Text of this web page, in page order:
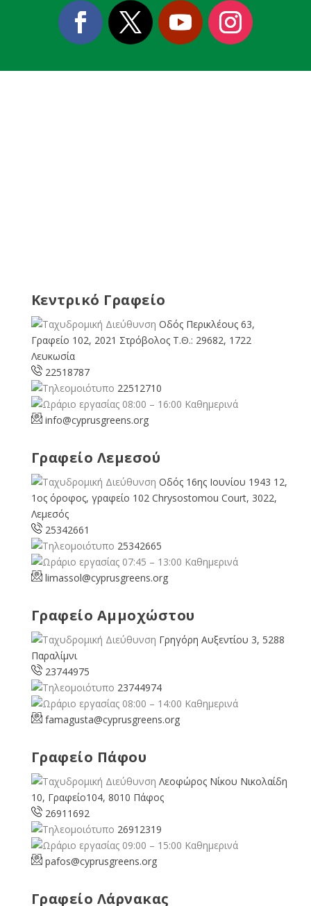
Κεντρικό Γραφείο
Οδός Περικλέους 63,
Γραφείο 102, 2021 Στρόβολος Τ.Θ.: 29682, 1722
Λευκωσία
22518787
22512710
08:00 – 16:00 Καθημερινά
info@cyprusgreens.org
Γραφείο Λεμεσού
Οδός 16ης Ιουνίου 1943 12,
1ος όροφος, γραφείο 102 Chrysostomou Court, 3022,
Λεμεσός
25342661
25342665
07:45 – 13:00 Καθημερινά
limassol@cyprusgreens.org
Γραφείο Αμμοχώστου
Γρηγόρη Αυξεντίου 3, 5288
Παραλίμνι
23744975
23744974
08:00 – 14:00 Καθημερινά
famagusta@cyprusgreens.org
Γραφείο Πάφου
Λεοφώρος Νίκου Νικολαίδη
10, Γραφείο104, 8010 Πάφος
26911692
26912319
09:00 – 15:00 Καθημερινά
pafos@cyprusgreens.org
Γραφείο Λάρνακας